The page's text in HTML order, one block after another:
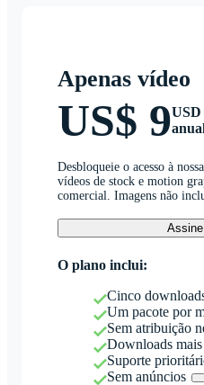
Apenas vídeo
US$ 9USD
Desbloqueie o acesso à
vídeos de stock e motion
comercial. Imagens não
O plano inclui:
Cinco
Um pacote por
Sem atribuição
Downloads
Suporte
Sem anúncios